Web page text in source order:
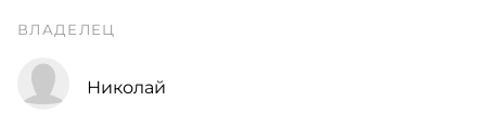
ВЛАДЕЛЕЦ
Николай